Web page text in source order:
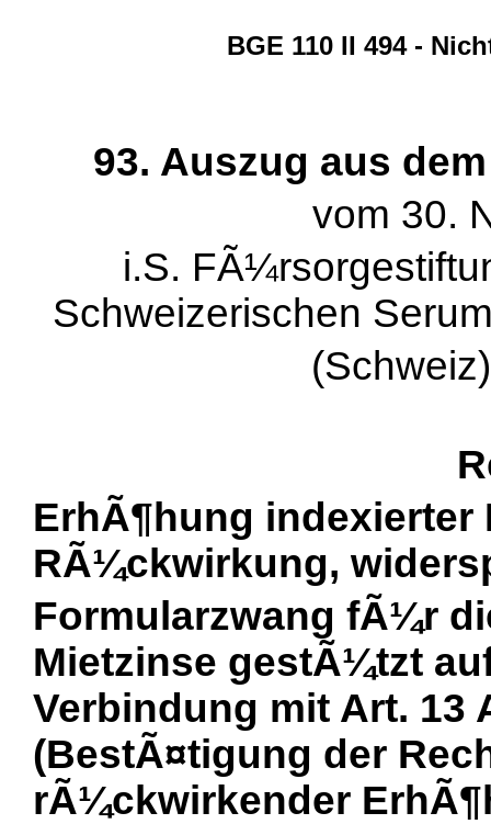
BGE 110 II 494 -
93. Auszug aus
vom 30.
i.S.
Schweizerischen
ErhÃ¶hung indexierter
RÃ¼ckwirkung,
Formularzwang fÃ¼r
Mietzinse gestÃ¼tzt
Verbindung mit Art. 13
(BestÃ¤tigung der
rÃ¼ckwirkender